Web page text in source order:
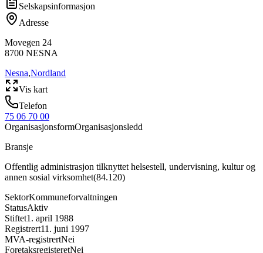
Selskapsinformasjon
Adresse
Movegen 24
8700 NESNA
Nesna,Nordland
Vis kart
Telefon
75 06 70 00
OrganisasjonsformOrganisasjonsledd
Bransje
Offentlig administrasjon tilknyttet helsestell, undervisning, kultur og
annen sosial virksomhet(84.120)
SektorKommuneforvaltningen
StatusAktiv
Stiftet1. april 1988
Registrert11. juni 1997
MVA-registrertNei
ForetaksregisteretNei